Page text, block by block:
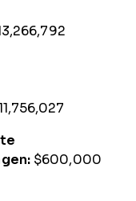
$600,000